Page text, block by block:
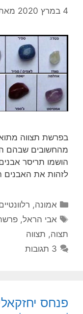
4 במרץ 2020
בפרשת תצווה
מהחשובים שבהם
הושמו תריסר
לזהות את האבנים
קטגוריות
אמונה,
תגיות
אבי הראל,
תצוה, תצווה
3 תגובות
פנחס